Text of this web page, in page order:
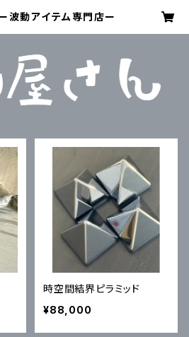
波動アイテム専門店ー
時空間結界ピラミッド
¥88,000